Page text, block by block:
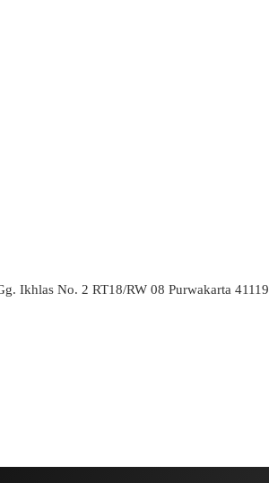
Ikhlas No. 2 RT18/RW 08 Purwakarta 41119